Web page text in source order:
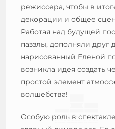
режиссера, чтобы в
декорации и общее
Работая над будущей
паззлы, дополняли друг
нарисованный Еленой
возникла идея создать
простой элемент
волшебства!
Особую роль в